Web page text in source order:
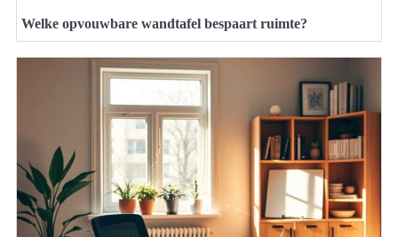
Welke opvouwbare wandtafel bespaart ruimte?